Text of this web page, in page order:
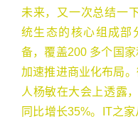
未来，又一次总结一
统生态的核心组成部
备，覆盖200 多个国
加速推进商业化布局
人杨敏在大会上透露
同比增长35%。IT之